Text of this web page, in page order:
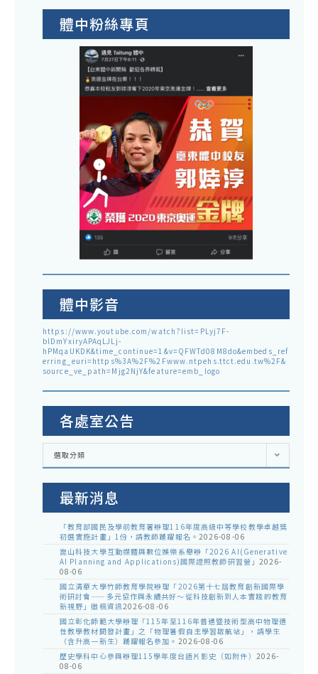
體中粉絲專頁
體中影音
https://www.youtube.com/watch?list=PLyj7F-
blDmYxiryAPAqLJLj-
hPMqaUKDK&time_continue=1&v=QFWTd08M8do&embeds_ref
erring_euri=https%3A%2F%2Fwww.ntpehs.ttct.edu.tw%2F&
source_ve_path=Mjg2NjY&feature=emb_logo
各處室公告
各
室
選取分類
最新消息
「教育部國民及學前教育署辦理116年度高級中等學校教學卓越獎
初選實施計畫」1份，請教師踴躍報名。 2026-08-06
崑山科技大學互動媒體與數位娛樂系舉辦「2026 AI(Generative
AI Planning and Applications)國際證照教師研習營」 2026-
08-06
國立清華大學竹師教育學院辦理「2026第十七屆教育創新國際學
術研討會——多元協作與永續共好～從科技創新到人本實踐的教育
新視野」徵稿資訊2026-08-06
國立彰化師範大學辦理「115年至116年普通暨技術型高中物理適
性教學教材開發計畫」之「物理暑假自主學習啟航站」，請學生
（含升高一新生）踴躍報名參加。 2026-08-06
歷史學科中心參與辦理115學年度台語片影史（如附件） 2026-
08-06